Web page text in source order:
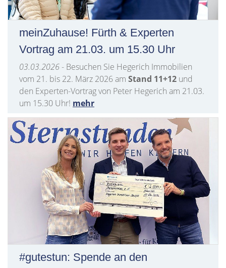
meinZuhause! Fürth & Experten
Vortrag am 21.03. um 15.30 Uhr
03.03.2026- Besuchen Sie Hegerich Immobilien
vom 21. bis 22. März 2026 am Stand 11+12 und
den Experten-Vortrag von Peter Hegerich am 21.03.
um 15.30 Uhr! mehr
#gutestun: Spende an den